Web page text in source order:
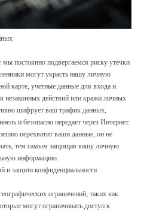
постоянно подвергаемся риску утечки
могут украсть нашу личную
карте, учетные данные для входа и
незаконных действий или кражи личных
шифрует ваш трафик данных,
и безопасно передает через Интернет.
перехватит ваши данные, он не
тем самым защищая вашу личную
информацию.
и защита конфиденциальности
ограничений, таких как
могут ограничивать доступ к